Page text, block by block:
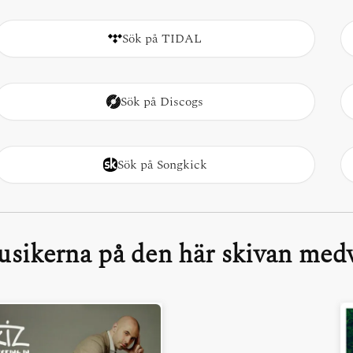
Sök på TIDAL
Sök på Discogs
Sök på Songkick
på den här skivan